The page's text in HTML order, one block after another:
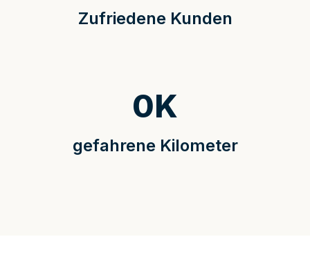
Zufriedene Kunden
gefahrene Kilometer
0K